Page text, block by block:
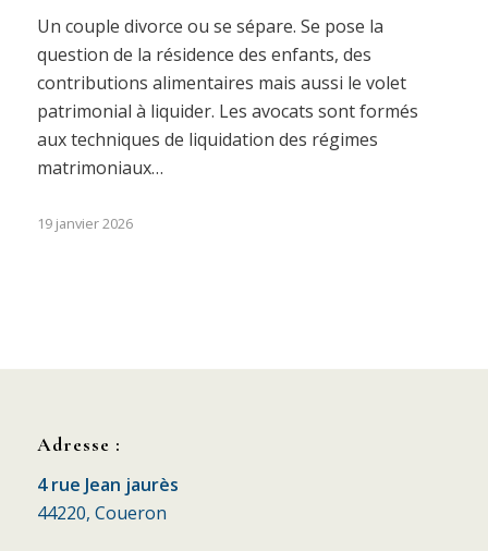
Un couple divorce ou se sépare. Se pose la
question de la résidence des enfants, des
contributions alimentaires mais aussi le volet
patrimonial à liquider. Les avocats sont formés
aux techniques de liquidation des régimes
matrimoniaux…
19 janvier 2026
Adresse :
4 rue Jean jaurès
44220, Coueron